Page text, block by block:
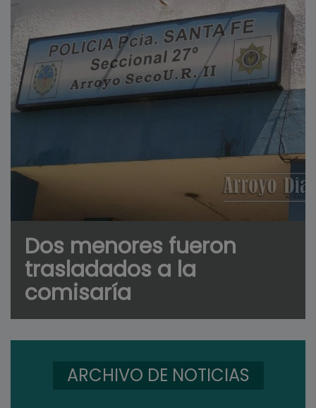
Dos menores fueron
trasladados a la
comisaría
ARCHIVO DE NOTICIAS